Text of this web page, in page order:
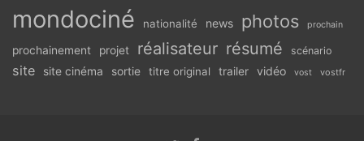
mondociné nationalité news photos prochain
prochainement projet réalisateur résumé scénario
site site cinéma sortie titre original trailer vidéo vost vostfr